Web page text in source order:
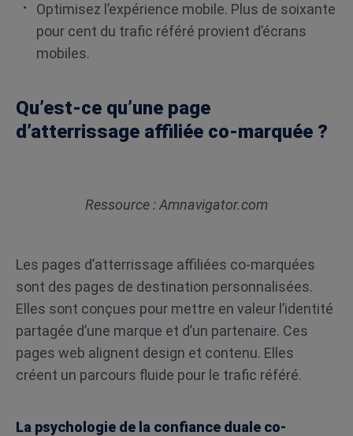
Optimisez l’expérience mobile. Plus de soixante
pour cent du trafic référé provient d’écrans
mobiles.
Qu’est-ce qu’une page
d’atterrissage affiliée co-marquée ?
Ressource : Amnavigator.com
Les pages d’atterrissage affiliées co-marquées
sont des pages de destination personnalisées.
Elles sont conçues pour mettre en valeur l’identité
partagée d’une marque et d’un partenaire. Ces
pages web alignent design et contenu. Elles
créent un parcours fluide pour le trafic référé.
La psychologie de la confiance duale co-